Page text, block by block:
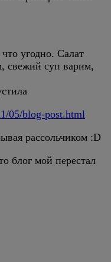
угодно. Салат
свежий суп варим,
05/blog-post.html
рассольчиком :D
блог мой перестал